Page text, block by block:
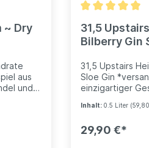
~ Dry
aus
und
31,5
Bilberry Gin
31,5 Upstairs
Sloe Gin
einzigartiger
(Zutaten) - das
und
Inhalt: 0.5 Liter
29,90 €*